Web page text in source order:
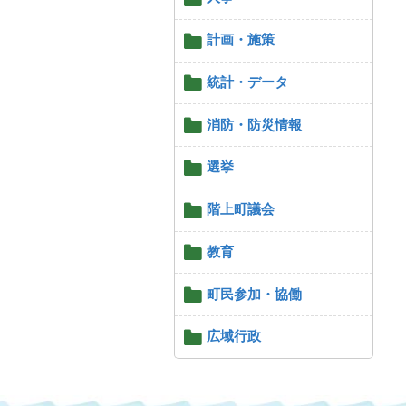
計画・施策
統計・データ
消防・防災情報
選挙
階上町議会
教育
町民参加・協働
広域行政